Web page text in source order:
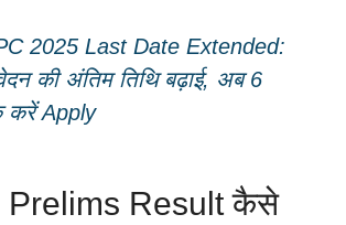
2025 Last Date Extended:
की अंतिम तिथि बढ़ाई, अब 6
करें Apply
Prelims Result कैसे